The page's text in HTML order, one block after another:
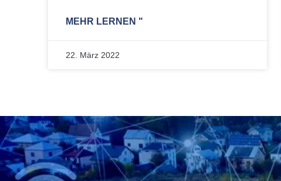
MEHR LERNEN "
22. März 2022